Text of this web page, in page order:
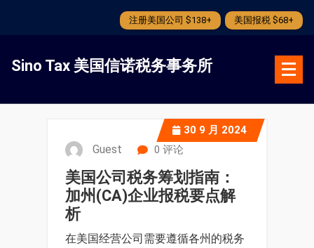
注册美国公司 $138+ 美国报税 $68+
Sino Tax 美国信诺税务事务所
30 9 月 2024
Guest 0 评论
美国公司税务筹划指南：
加州(CA)企业报税要点解
析
在美国经营公司需要遵循各州的税务